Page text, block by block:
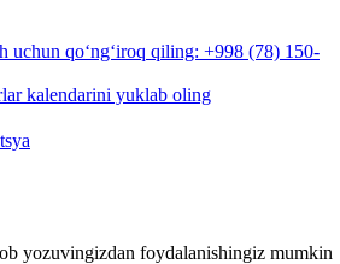
uchun qoʻngʻiroq qiling: +998 (78) 150-
kalendarini yuklab oling
yozuvingizdan foydalanishingiz mumkin